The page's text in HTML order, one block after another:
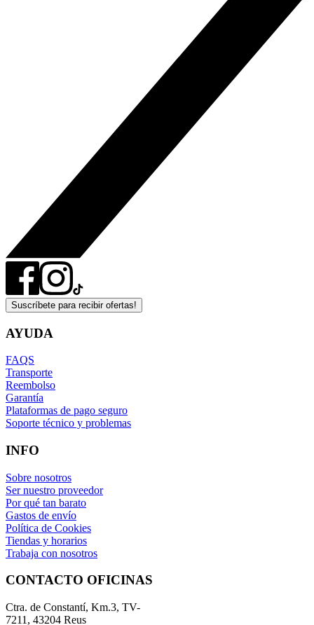
Suscríbete para recibir ofertas!
AYUDA
FAQS
Transporte
Reembolso
Garantía
Plataformas de pago seguro
Soporte técnico y problemas
INFO
Sobre nosotros
Ser nuestro proveedor
Por qué tan barato
Gastos de envío
Política de Cookies
Tiendas y horarios
Trabaja con nosotros
CONTACTO OFICINAS
Ctra. de Constantí, Km.3, TV-
7211, 43204 Reus